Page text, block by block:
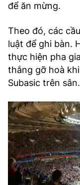
BÙI XUÂN PHÁI
TIỆN ÍCH
LIÊN HỆ QUẢNG
Hotline:
Điện thoại:
MẠNG XÃ HỘI
để ăn mừng.
Theo đó, các
luật để ghi bàn.
thực hiện pha
thắng gỡ hoà
Subasic trên sân.